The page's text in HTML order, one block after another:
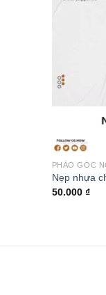
PHÀO GÓC
Nẹp nhựa
50.000 ₫